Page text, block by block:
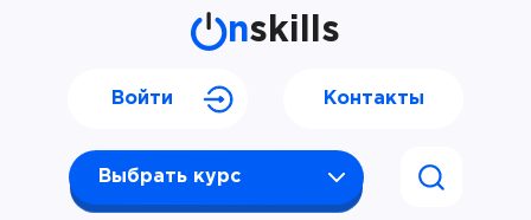
nskills
Выбрать курс
Войти Контакты